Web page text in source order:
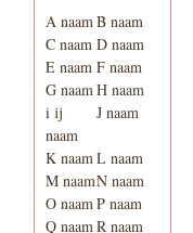
A naamB naam
C naam D naam
E naam F naam
G naamH naam
i ij
naam
J naam
K naamL naam
M naamN naam
O naamP naam
Q naamR naam